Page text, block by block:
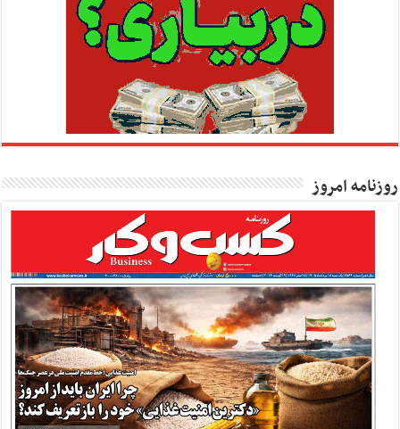
روزنامه امروز